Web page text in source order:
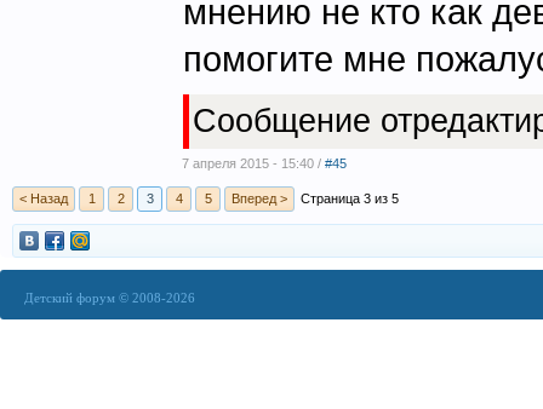
мнению не кто как
помогите мне
Сообщение
7 апреля 2015 - 15:40 / #45
< Назад 1 2 3 4 5 Вперед > Страница 3 из 5
Детский форум © 2008-2026